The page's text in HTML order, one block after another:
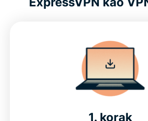
1. korak